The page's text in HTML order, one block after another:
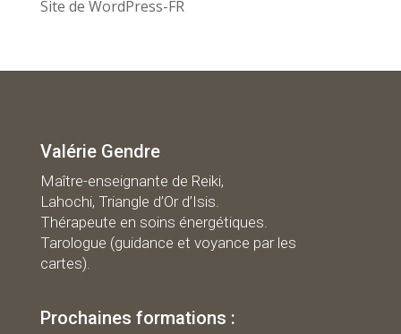
Site de WordPress-FR
Valérie Gendre
Maître-enseignante de Reiki,
Lahochi, Triangle d’Or d’Isis.
Thérapeute en soins énergétiques.
Tarologue (guidance et voyance par les
cartes).
Prochaines formations :